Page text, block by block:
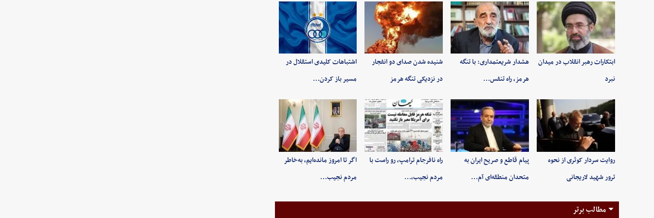
ابتکارات رهبر انقلاب در میدان
نبرد
هشدار شریعتمداری: با تنگه
هرمز، راه تنفس…
شنیده شدن صدای دو انفجار
در نزدیکی تنگه هرمز
اشتباهات کلیدی استقلال در
مسیر باز کردن…
روایت سردار کوثری از نحوه
ترور شهید لاریجانی
پیام قاطع و صریح ایران به
متحدان منطقه‌ای آم…
راه نافرجام ترامپ، رو راست با
مردم نجیب،…
اگر تا امروز مانده‌ایم، به‌خاطر
مردم نجیب…
مطالب برتر